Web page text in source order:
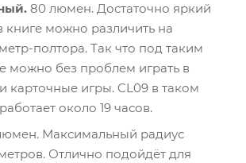
. 80 люмен. Достаточно яркий
книге можно различить на
полтора. Так что под таким
можно без проблем играть в
карточные игры. CL09 в таком
около 19 часов.
Максимальный радиус
метров. Отлично подойдёт для